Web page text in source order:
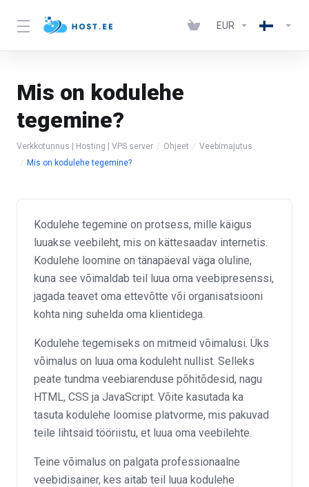
EUR
Mis on kodulehe
tegemine?
Verkkotunnus | Hosting | VPS server Ohjeet
Veebimajutus
Mis on kodulehe tegemine?
Kodulehe tegemine on protsess, mille käigus
luuakse veebileht, mis on kättesaadav internetis.
Kodulehe loomine on tänapäeval väga oluline,
kuna see võimaldab teil luua oma veebipresenssi,
jagada teavet oma ettevõtte või organisatsiooni
kohta ning suhelda oma klientidega.
Kodulehe tegemiseks on mitmeid võimalusi. Üks
võimalus on luua oma koduleht nullist. Selleks
peate tundma veebiarenduse põhitõdesid, nagu
HTML, CSS ja JavaScript. Võite kasutada ka
tasuta kodulehe loomise platvorme, mis pakuvad
teile lihtsaid tööriistu, et luua oma veebilehte.
Teine võimalus on palgata professionaalne
veebidisainer, kes aitab teil luua kodulehe